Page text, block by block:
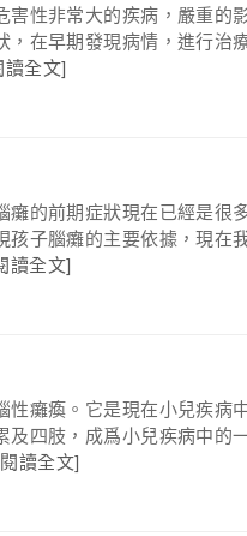
性非常大的疾病，嚴重的
在早期發現病情，進行治
讀全文]
的前期症狀現在已經是很
子腦癱的主要依據，現在
讀全文]
癱瘓。它是現在小兒疾病
四肢，成爲小兒疾病中的
讀全文]